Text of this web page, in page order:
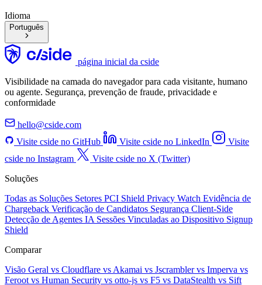
Idioma
Português
página inicial da cside
Visibilidade na camada do navegador para cada visitante, humano
ou agente. Segurança, prevenção de fraude, privacidade e
conformidade
hello@cside.com
Visite cside no GitHub
Visite cside no LinkedIn
Visite
cside no Instagram
Visite cside no X (Twitter)
Soluções
Todas as Soluções Setores PCI Shield Privacy Watch Evidência de
Chargeback Verificação de Candidatos Segurança Client-Side
Detecção de Agentes IA Sessões Vinculadas ao Dispositivo Signup
Shield
Comparar
Visão Geral vs Cloudflare vs Akamai vs Jscramblervs Imperva vs
Feroot vs Human Security vs otto-js vs F5 vs DataStealth vs Sift